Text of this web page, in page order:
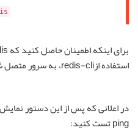
استفاده ازredis-cli، به سرور متصل شوید:
در اعلانی که پس از این دستور
ping تست کنید: